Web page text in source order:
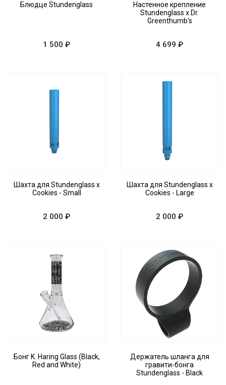
Блюдце Stundenglass
1 500 ₽
Настенное крепление
Stundenglass x Dr.
Greenthumb's
4 699 ₽
Шахта для Stundenglass x
Cookies - Small
2 000 ₽
Шахта для Stundenglass x
Cookies - Large
2 000 ₽
Бонг K. Haring Glass (Black,
Red and White)
Держатель шланга для
гравити-бонга
Stundenglass - Black